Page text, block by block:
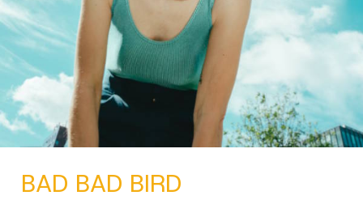
BAD BAD BIRD